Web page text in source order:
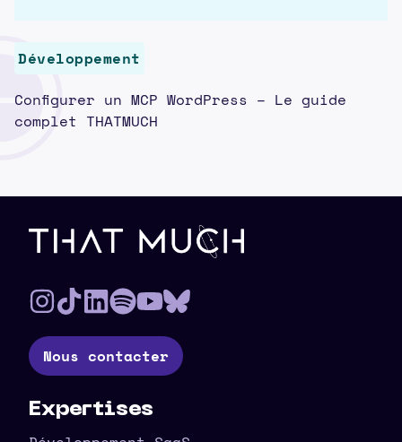
Développement
Configurer un MCP WordPress – Le guide
complet THATMUCH
Pied de page
Nous contacter
Expertises